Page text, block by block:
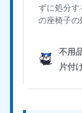
福島
東京